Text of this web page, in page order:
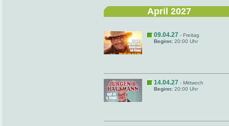
April 2027
09.04.27 - Freitag
Beginn: 20:00 Uhr
14.04.27 - Mittwoch
Beginn: 20:00 Uhr